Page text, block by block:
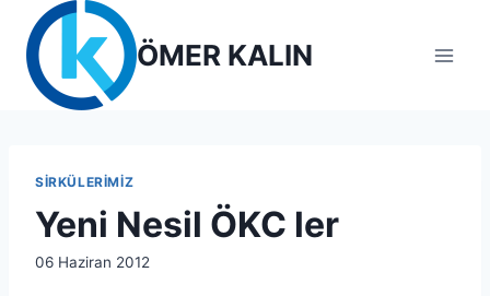
content
ÖMER KALIN
SIRKÜLERIMIZ
Yeni Nesil ÖKC ler
By
06 Haziran 2012